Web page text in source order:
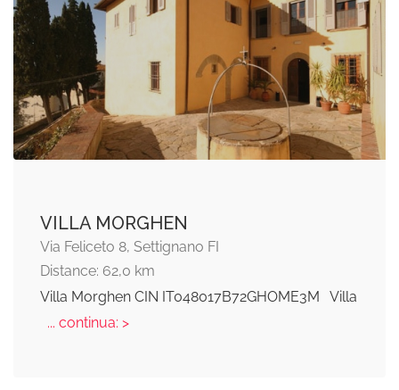
VILLA MORGHEN
Via Feliceto 8, Settignano FI
Distance: 62,0 km
Villa Morghen CIN IT048017B72GHOME3M Villa
... continua: >